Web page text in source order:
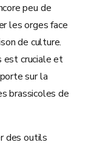
peu de
les orges face
de culture.
est cruciale et
sur la
brassicoles de
des outils